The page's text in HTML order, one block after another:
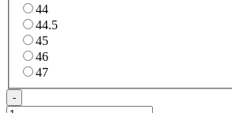
44
44.5
45
46
47
-